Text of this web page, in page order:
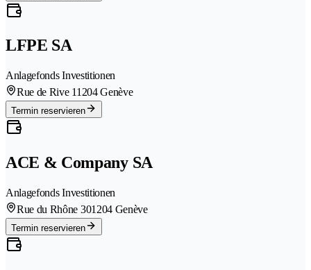
LFPE SA
Anlagefonds Investitionen
Rue de Rive 11204 Genève
Termin reservieren
ACE & Company SA
Anlagefonds Investitionen
Rue du Rhône 301204 Genève
Termin reservieren